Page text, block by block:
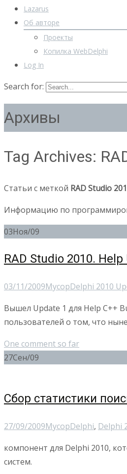
Lazarus
Об авторе
Проекты
Копилка WebDelphi
Log In
Search for:
Архивы
Tag Archives:
Статьи с меткой RAD Studio
Информацию по
03Ноя/09
RAD Studio 2010.
03/11/2009МусорDelphi 2010
Вышел Update 1 для Help C++
пользователей о том, что
One comment so far
27Сен/09
Сбор статистики
27/09/2009МусорDelphi, Delphi
компонент для Delphi 2010,
систем.